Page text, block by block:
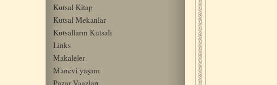
Kutsal Kitap
Kutsal Mekanlar
Kutsalların Kutsalı
Links
Makaleler
Manevi yaşam
Pazar Vaazlarι